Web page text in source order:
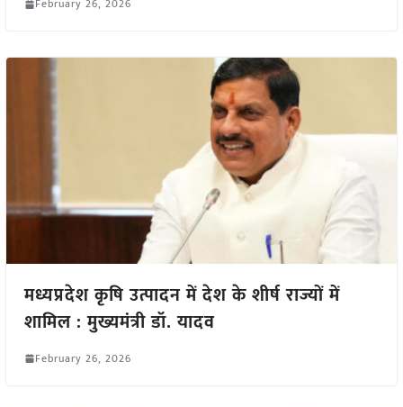
February 26, 2026
मध्यप्रदेश कृषि उत्पादन में देश के शीर्ष राज्यों में
शामिल : मुख्यमंत्री डॉ. यादव
February 26, 2026